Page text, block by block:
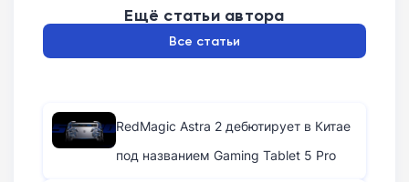
Ещё статьи автора
Все статьи
RedMagic Astra 2 дебютирует в Китае
под названием Gaming Tablet 5 Pro